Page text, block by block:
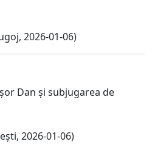
2026-01-06)
Dan și subjugarea de
2026-01-06)